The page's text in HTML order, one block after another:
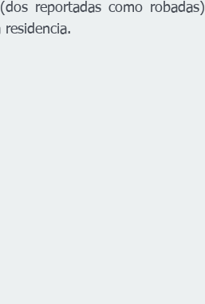
reportadas como